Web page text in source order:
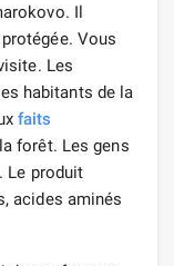
Il
Vous
Les
habitants de la
faits
forêt. Les gens
Le produit
acides aminés